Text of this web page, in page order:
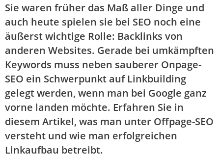
Sie waren früher das Maß aller Dinge und
auch heute spielen sie bei SEO noch eine
äußerst wichtige Rolle: Backlinks von
anderen Websites. Gerade bei umkämpften
Keywords muss neben sauberer Onpage-
SEO ein Schwerpunkt auf Linkbuilding
gelegt werden, wenn man bei Google ganz
vorne landen möchte. Erfahren Sie in
diesem Artikel, was man unter Offpage-SEO
versteht und wie man erfolgreichen
Linkaufbau betreibt.